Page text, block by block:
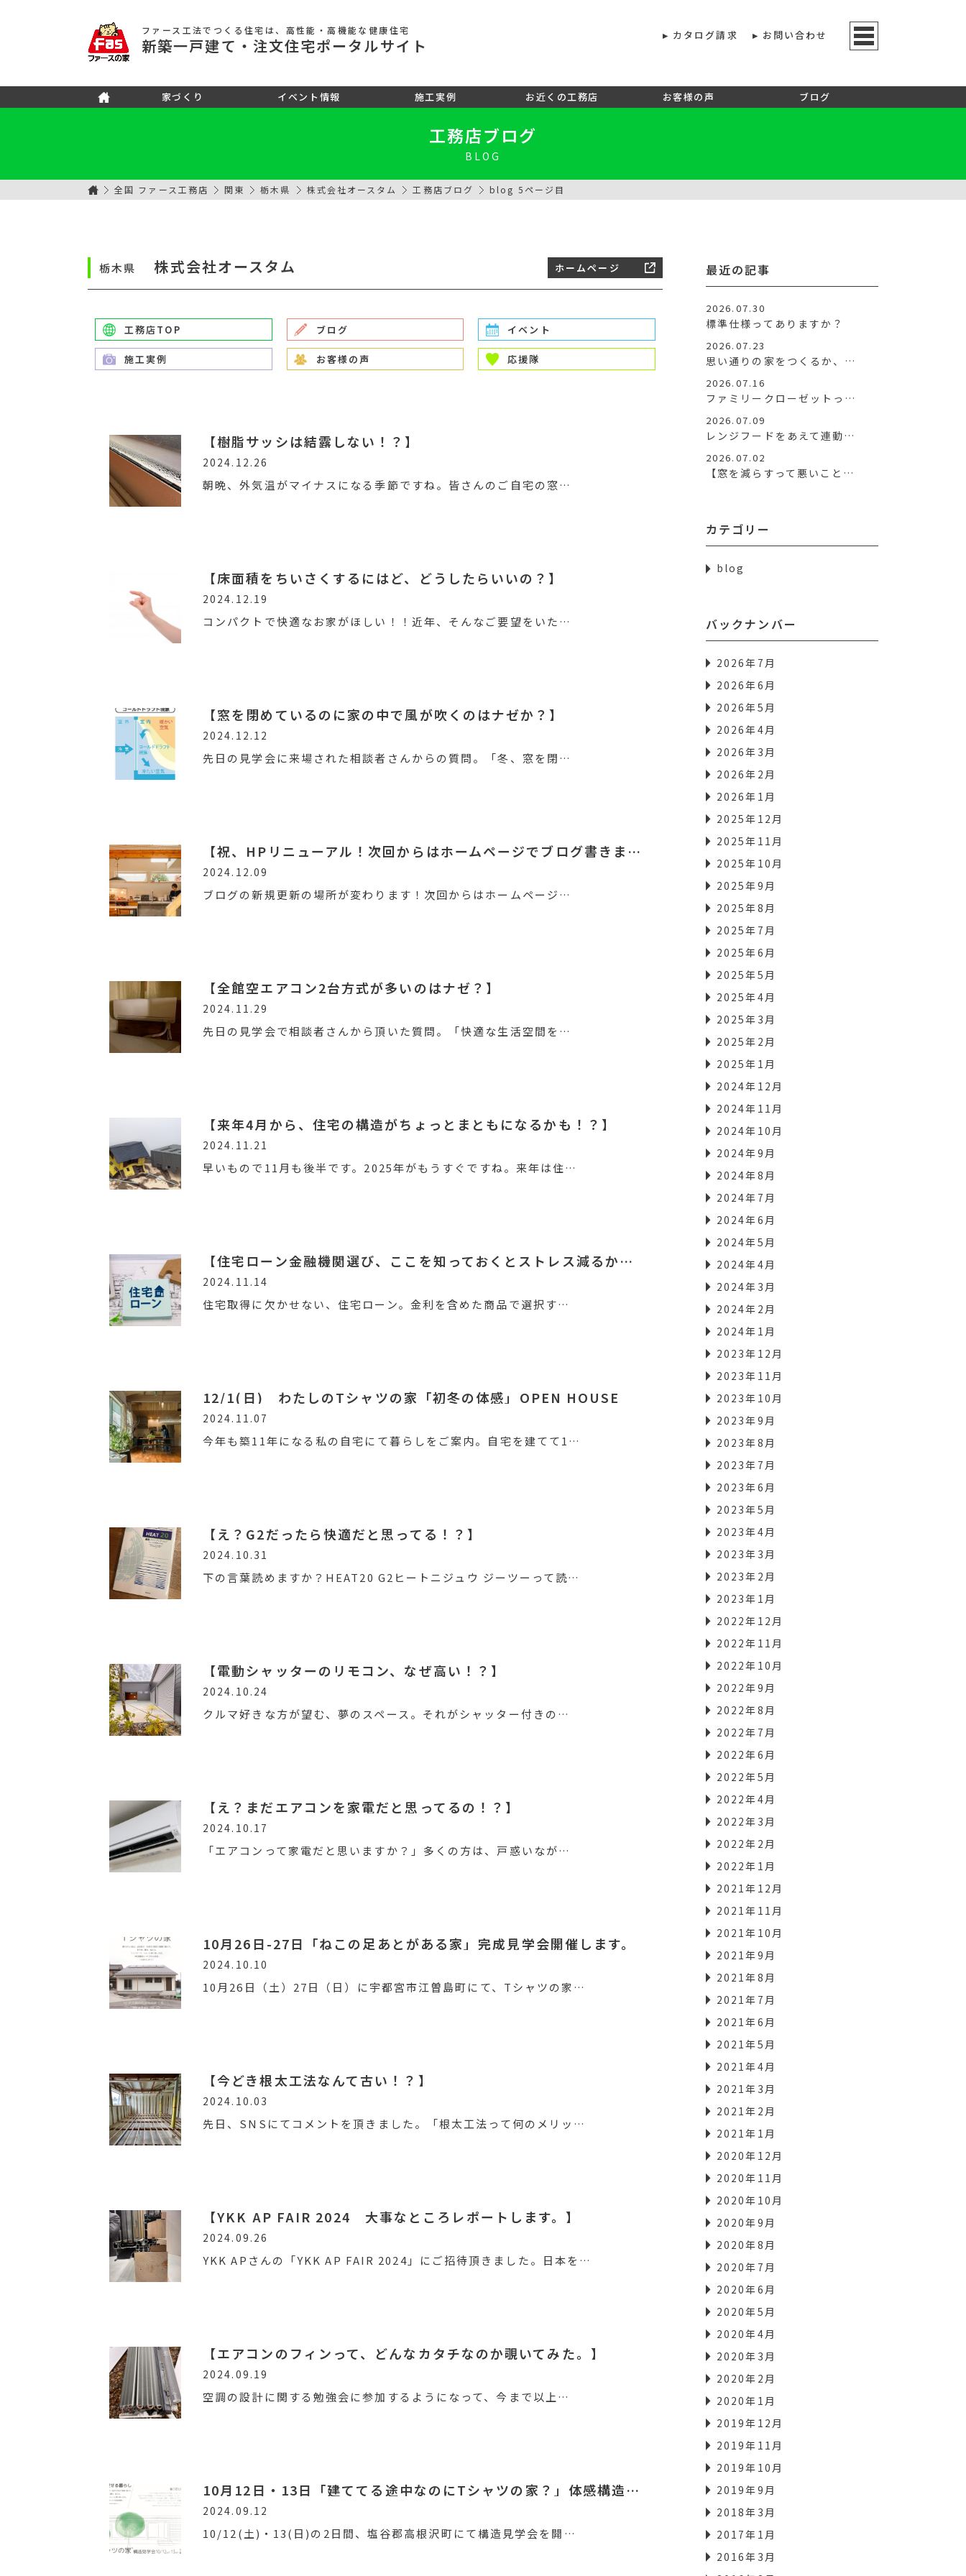
ファース工法でつくる住宅 は、高性能・高機能な健康住宅
新築一戸建て ・注文住宅ポータルサイト
カタログ請求 お問い合わせ
家づくり イベント情報 施工実例 お近くの工務店 お客様の声 ブログ
工務店ブログ
BLOG
全国 ファース工務店 関東 栃木県 株式会社オースタム 工務店ブログ blog 5ページ目
栃木県 株式会社オースタム ホームページ
工務店TOP ブログ イベント
施工実例 お客様の声 応援隊
【樹脂サッシは結露しない！？】
2024.12.26
朝晩、外気温がマイナスになる季節ですね。皆さんのご自宅の窓…
【床面積をちいさくするにはど、どうしたらいいの？】
2024.12.19
コンパクトで快適なお家がほしい！！近年、そんなご要望をいた…
【窓を閉めているのに家の中で風が吹くのはナゼか？】
2024.12.12
先日の見学会に来場された相談者さんからの質問。「冬、窓を閉…
【祝、HPリニューアル！次回からはホームページでブログ書きま…
2024.12.09
ブログの新規更新の場所が変わります！次回からはホームページ…
【全館空エアコン2台方式が多いのはナゼ？】
2024.11.29
先日の見学会で相談者さんから頂いた質問。「快適な生活空間を…
【来年4月から、住宅の構造がちょっとまともになるかも！？】
2024.11.21
早いもので11月も後半です。2025年がもうすぐですね。来年は住…
【住宅ローン金融機関選び、ここを知っておくとストレス減るか…
2024.11.14
住宅取得に欠かせない、住宅ローン。金利を含めた商品で選択す…
12/1(日) わたしのTシャツの家「初冬の体感」OPEN HOUSE
2024.11.07
今年も築11年になる私の自宅にて暮らしをご案内。自宅を建てて1…
【え？G2だったら快適だと思ってる！？】
2024.10.31
下の言葉読めますか？HEAT20 G2ヒートニジュウ ジーツーって読…
【電動シャッターのリモコン、なぜ高い！？】
2024.10.24
クルマ好きな方が望む、夢のスペース。それがシャッター付きの…
【え？まだエアコンを家電だと思ってるの！？】
2024.10.17
「エアコンって家電だと思いますか？」多くの方は、戸惑いなが…
10月26日-27日「ねこの足あとがある家」完成見学会開催します。
2024.10.10
10月26日（土）27日（日）に宇都宮市江曽島町にて、Tシャツの家…
【今どき根太工法なんて古い！？】
2024.10.03
先日、SNSにてコメントを頂きました。「根太工法って何のメリッ…
【YKK AP FAIR 2024 大事なところレポートします。】
2024.09.26
YKK APさんの「YKK AP FAIR 2024」にご招待頂きました。日本を…
【エアコンのフィンって、どんなカタチなのか覗いてみた。】
2024.09.19
空調の設計に関する勉強会に参加するようになって、今まで以上…
10月12日・13日「建ててる途中なのにTシャツの家？」体感構造見…
2024.09.12
10/12(土)・13(日)の2日間、塩谷郡高根沢町にて構造見学会を開…
最近の記事
2026.07.30
標準仕様ってありますか？
2026.07.23
思い通りの家をつくるか、…
2026.07.16
ファミリークローゼットっ…
2026.07.09
レンジフードをあえて連動…
2026.07.02
【窓を減らすって悪いこと…
カテゴリー
blog
バックナンバー
2026年7月
2026年6月
2026年5月
2026年4月
2026年3月
2026年2月
2026年1月
2025年12月
2025年11月
2025年10月
2025年9月
2025年8月
2025年7月
2025年6月
2025年5月
2025年4月
2025年3月
2025年2月
2025年1月
2024年12月
2024年11月
2024年10月
2024年9月
2024年8月
2024年7月
2024年6月
2024年5月
2024年4月
2024年3月
2024年2月
2024年1月
2023年12月
2023年11月
2023年10月
2023年9月
2023年8月
2023年7月
2023年6月
2023年5月
2023年4月
2023年3月
2023年2月
2023年1月
2022年12月
2022年11月
2022年10月
2022年9月
2022年8月
2022年7月
2022年6月
2022年5月
2022年4月
2022年3月
2022年2月
2022年1月
2021年12月
2021年11月
2021年10月
2021年9月
2021年8月
2021年7月
2021年6月
2021年5月
2021年4月
2021年3月
2021年2月
2021年1月
2020年12月
2020年11月
2020年10月
2020年9月
2020年8月
2020年7月
2020年6月
2020年5月
2020年4月
2020年3月
2020年2月
2020年1月
2019年12月
2019年11月
2019年10月
2019年9月
2018年3月
2017年1月
2016年3月